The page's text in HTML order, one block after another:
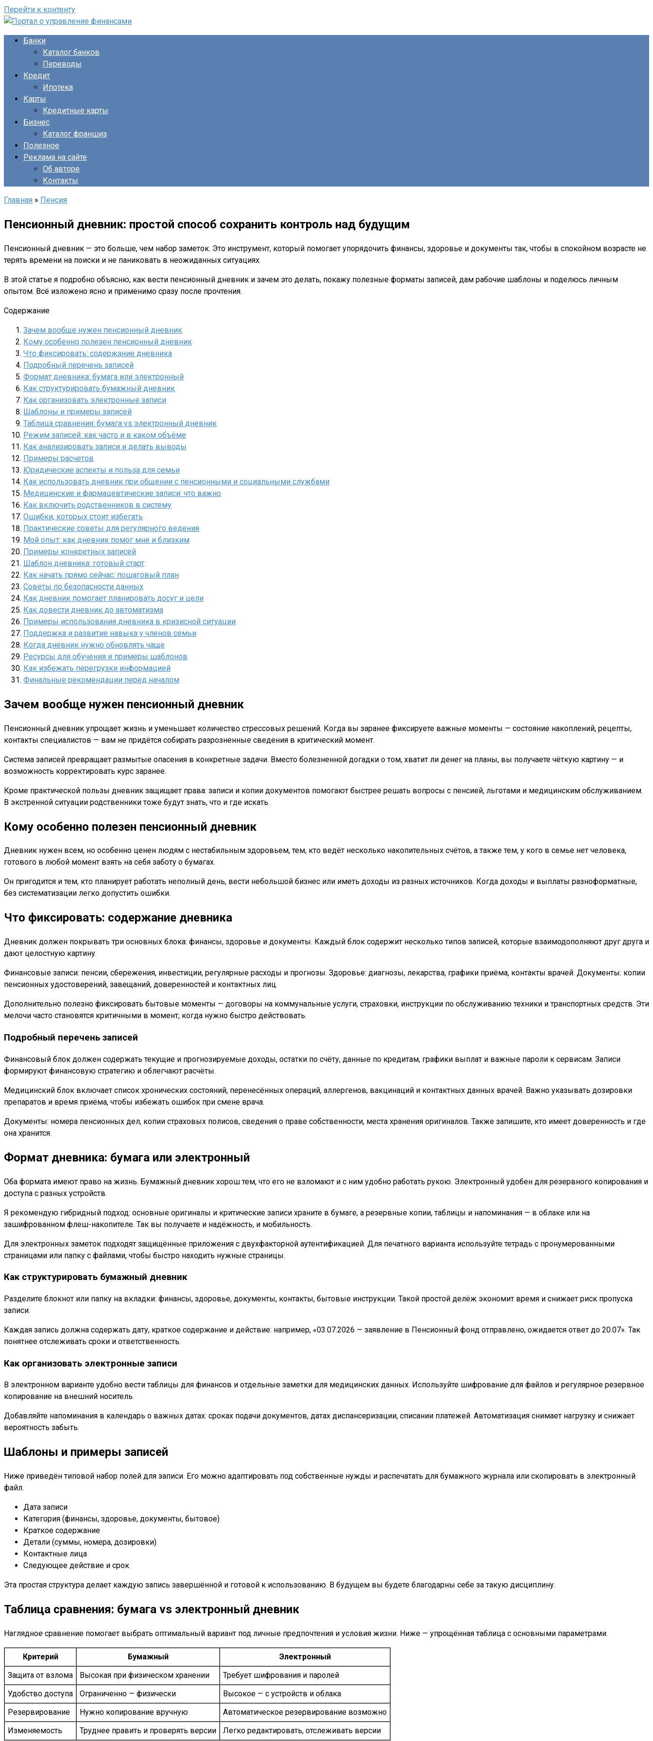
Перейти к контенту
Банки
Каталог банков
Переводы
Кредит
Ипотека
Карты
Кредитные карты
Бизнес
Каталог франшиз
Полезное
Реклама на сайте
Об авторе
Контакты
Главная » Пенсия
Пенсионный дневник: простой способ сохранить контроль над будущим
Пенсионный дневник — это больше, чем набор заметок. Это инструмент, который помогает упорядочить финансы, здоровье и документы так, чтобы в спокойном возрасте не
терять времени на поиски и не паниковать в неожиданных ситуациях.
В этой статье я подробно объясню, как вести пенсионный дневник и зачем это делать, покажу полезные форматы записей, дам рабочие шаблоны и поделюсь личным
опытом. Всё изложено ясно и применимо сразу после прочтения.
Содержание
Зачем вообще нужен пенсионный дневник
Кому особенно полезен пенсионный дневник
Что фиксировать: содержание дневника
Подробный перечень записей
Формат дневника: бумага или электронный
Как структурировать бумажный дневник
Как организовать электронные записи
Шаблоны и примеры записей
Таблица сравнения: бумага vs электронный дневник
Режим записей: как часто и в каком объёме
Как анализировать записи и делать выводы
Примеры расчетов
Юридические аспекты и польза для семьи
Как использовать дневник при общении с пенсионными и социальными службами
Медицинские и фармацевтические записи: что важно
Как включить родственников в систему
Ошибки, которых стоит избегать
Практические советы для регулярного ведения
Мой опыт: как дневник помог мне и близким
Примеры конкретных записей
Шаблон дневника: готовый старт
Как начать прямо сейчас: пошаговый план
Советы по безопасности данных
Как дневник помогает планировать досуг и цели
Как довести дневник до автоматизма
Примеры использования дневника в кризисной ситуации
Поддержка и развитие навыка у членов семьи
Когда дневник нужно обновлять чаще
Ресурсы для обучения и примеры шаблонов
Как избежать перегрузки информацией
Финальные рекомендации перед началом
Зачем вообще нужен пенсионный дневник
Пенсионный дневник упрощает жизнь и уменьшает количество стрессовых решений. Когда вы заранее фиксируете важные моменты — состояние накоплений, рецепты,
контакты специалистов — вам не придётся собирать разрозненные сведения в критический момент.
Система записей превращает размытые опасения в конкретные задачи. Вместо болезненной догадки о том, хватит ли денег на планы, вы получаете чёткую картину — и
возможность корректировать курс заранее.
Кроме практической пользы дневник защищает права: записи и копии документов помогают быстрее решать вопросы с пенсией, льготами и медицинским обслуживанием.
В экстренной ситуации родственники тоже будут знать, что и где искать.
Кому особенно полезен пенсионный дневник
Дневник нужен всем, но особенно ценен людям с нестабильным здоровьем, тем, кто ведёт несколько накопительных счётов, а также тем, у кого в семье нет человека,
готового в любой момент взять на себя заботу о бумагах.
Он пригодится и тем, кто планирует работать неполный день, вести небольшой бизнес или иметь доходы из разных источников. Когда доходы и выплаты разноформатные,
без систематизации легко допустить ошибки.
Что фиксировать: содержание дневника
Дневник должен покрывать три основных блока: финансы, здоровье и документы. Каждый блок содержит несколько типов записей, которые взаимодополняют друг друга и
дают целостную картину.
Финансовые записи: пенсии, сбережения, инвестиции, регулярные расходы и прогнозы. Здоровье: диагнозы, лекарства, графики приёма, контакты врачей. Документы: копии
пенсионных удостоверений, завещаний, доверенностей и контактных лиц.
Дополнительно полезно фиксировать бытовые моменты — договоры на коммунальные услуги, страховки, инструкции по обслуживанию техники и транспортных средств. Эти
мелочи часто становятся критичными в момент, когда нужно быстро действовать.
Подробный перечень записей
Финансовый блок должен содержать текущие и прогнозируемые доходы, остатки по счёту, данные по кредитам, графики выплат и важные пароли к сервисам. Записи
формируют финансовую стратегию и облегчают расчёты.
Медицинский блок включает список хронических состояний, перенесённых операций, аллергенов, вакцинаций и контактных данных врачей. Важно указывать дозировки
препаратов и время приёма, чтобы избежать ошибок при смене врача.
Документы: номера пенсионных дел, копии страховых полисов, сведения о праве собственности, места хранения оригиналов. Также запишите, кто имеет доверенность и где
она хранится.
Формат дневника: бумага или электронный
Оба формата имеют право на жизнь. Бумажный дневник хорош тем, что его не взломают и с ним удобно работать рукою. Электронный удобен для резервного копирования и
доступа с разных устройств.
Я рекомендую гибридный подход: основные оригиналы и критические записи храните в бумаге, а резервные копии, таблицы и напоминания — в облаке или на
зашифрованном флеш-накопителе. Так вы получаете и надёжность, и мобильность.
Для электронных заметок подходят защищённые приложения с двухфакторной аутентификацией. Для печатного варианта используйте тетрадь с пронумерованными
страницами или папку с файлами, чтобы быстро находить нужные страницы.
Как структурировать бумажный дневник
Разделите блокнот или папку на вкладки: финансы, здоровье, документы, контакты, бытовые инструкции. Такой простой делёж экономит время и снижает риск пропуска
записи.
Каждая запись должна содержать дату, краткое содержание и действие: например, «03.07.2026 — заявление в Пенсионный фонд отправлено, ожидается ответ до 20.07». Так
понятнее отслеживать сроки и ответственность.
Как организовать электронные записи
В электронном варианте удобно вести таблицы для финансов и отдельные заметки для медицинских данных. Используйте шифрование для файлов и регулярное резервное
копирование на внешний носитель.
Добавляйте напоминания в календарь о важных датах: сроках подачи документов, датах диспансеризации, списании платежей. Автоматизация снимает нагрузку и снижает
вероятность забыть.
Шаблоны и примеры записей
Ниже приведён типовой набор полей для записи. Его можно адаптировать под собственные нужды и распечатать для бумажного журнала или скопировать в электронный
файл.
Дата записи
Категория (финансы, здоровье, документы, бытовое)
Краткое содержание
Детали (суммы, номера, дозировки)
Контактные лица
Следующее действие и срок
Эта простая структура делает каждую запись завершённой и готовой к использованию. В будущем вы будете благодарны себе за такую дисциплину.
Таблица сравнения: бумага vs электронный дневник
Наглядное сравнение помогает выбрать оптимальный вариант под личные предпочтения и условия жизни. Ниже — упрощённая таблица с основными параметрами.
Критерий Бумажный
Электронный
Защита от взлома
Высокая при физическом хранении
Требует шифрования и паролей
Удобство доступа
Ограниченно — физически
Высокое — с устройств и облака
Резервирование
Нужно копирование вручную
Автоматическое резервирование возможно
Изменяемость
Труднее править и проверять версии Легко редактировать, отслеживать версии